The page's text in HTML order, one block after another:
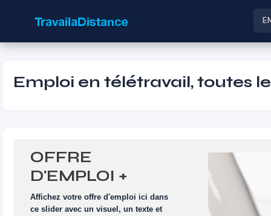
Emploi en télétravail, toutes
OFFRE
D'EMPLOI +
VISUEL
Affichez votre offre d'emploi ici dans
ce slider avec un visuel, un texte et